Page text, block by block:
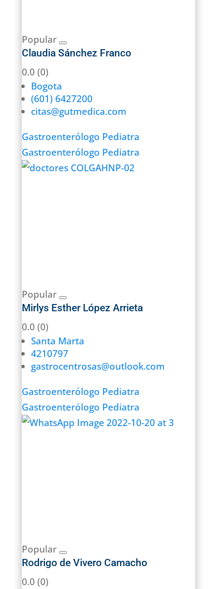
Popular
Claudia Sánchez Franco
0.0 (0)
Bogota
(601) 6427200
citas@gutmedica.com
Gastroenterólogo Pediatra
Gastroenterólogo Pediatra
Popular
Mirlys Esther López Arrieta
0.0 (0)
Santa Marta
4210797
gastrocentrosas@outlook.com
Gastroenterólogo Pediatra
Gastroenterólogo Pediatra
Popular
Rodrigo de Vivero Camacho
0.0 (0)